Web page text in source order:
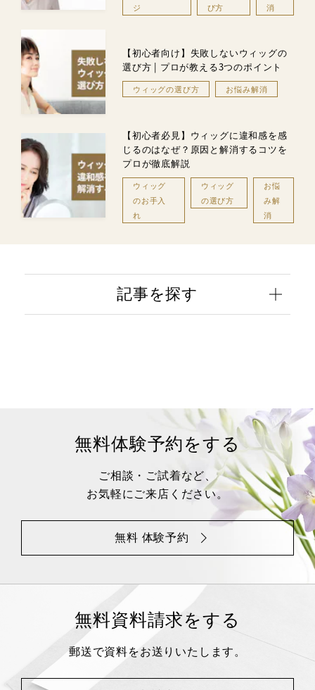
ジ
び方
消
【初心者向け】失敗しないウィッグの
選び方 | プロが教える3つのポイント
ウィッグの選び方 お悩み解消
【初心者必見】ウィッグに違和感を感
じるのはなぜ？原因と解消するコツを
プロが徹底解説
ウィッグ
のお手入
れ
ウィッグ
の選び方
お悩
み解
消
記事を探す
無料体験予約をする
ご相談・ご試着など、
お気軽にご来店ください。
無料 体験予約
無料資料請求をする
郵送で資料をお送りいたします。